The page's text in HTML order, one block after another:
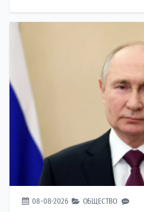
08-08-2026 ОБЩЕСТВО